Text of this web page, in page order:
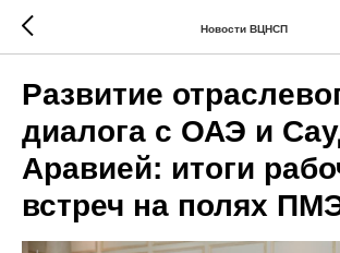
Новости ВЦНСП
Развитие
диалога с ОАЭ и
Аравией: итоги
встреч на полях